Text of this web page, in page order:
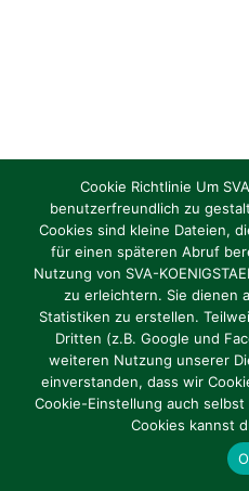
Cookie Richtlinie Um
benutzerfreundlich zu
Cookies sind kleine Dateien,
für einen späteren Abruf
Nutzung von SVA-
zu erleichtern. Sie dienen
Statistiken zu erstellen.
Dritten (z.B. Google und
weiteren Nutzung unserer
einverstanden, dass wir
Cookie-Einstellung auch
Cookies kannst